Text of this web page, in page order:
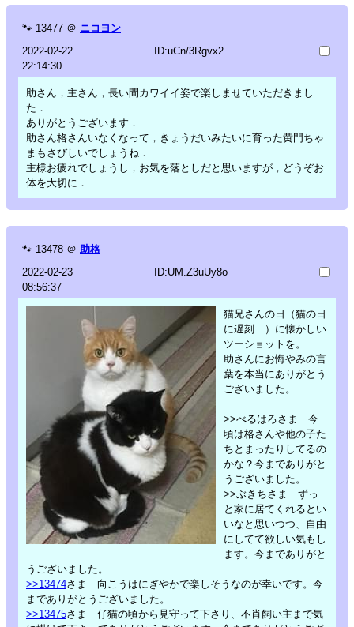
🐾 13477 ＠ ニコヨン
2022-02-22
22:14:30
ID:uCn/3Rgvx2
助さん，主さん，長い間カワイイ姿で楽しませていただきまし
た．
ありがとうございます．
助さん格さんいなくなって，きょうだいみたいに育った黄門ちゃ
まもさびしいでしょうね．
主様お疲れでしょうし，お気を落としだと思いますが，どうぞお
体を大切に．
🐾 13478 ＠ 助格
2022-02-23
08:56:37
ID:UM.Z3uUy8o
猫兄さんの日（猫の日
に遅刻…）に懐かしい
ツーショットを。
助さんにお悔やみの言
葉を本当にありがとう
ございました。
>>べるはろさま 今
頃は格さんや他の子た
ちとまったりしてるの
かな？今までありがと
うございました。
>>ぶきちさま ずっ
と家に居てくれるとい
いなと思いつつ、自由
にしてて欲しい気もし
ます。今までありがと
うございました。
>>13474さま 向こうはにぎやかで楽しそうなのが幸いです。今
までありがとうございました。
>>13475さま 仔猫の頃から見守って下さり、不肖飼い主まで気